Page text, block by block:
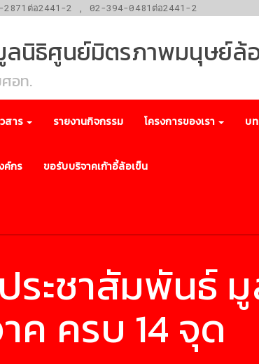
ต่อ2441-2 , 02-394-0481ต่อ2441-2
ลนิธิศูนย์มิตรภาพมนุษย์ล้อ
อท.
สาร รายงานกิจกรรม โครงการของเรา บ
ค์กร ขอรับบริจาคเก้าอี้ล้อเข็น
ระชาสัมพันธ์
ค ครบ 14 จุด